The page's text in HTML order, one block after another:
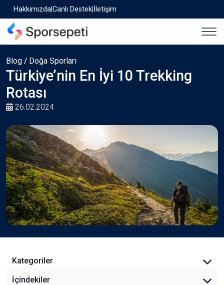
HakkımızdaCanlı Destek İletişim
Blog / Doğa Sporları
Türkiye’nin En İyi 10 Trekking
Rotası
26.02.2024
İçindekiler
Kategoriler